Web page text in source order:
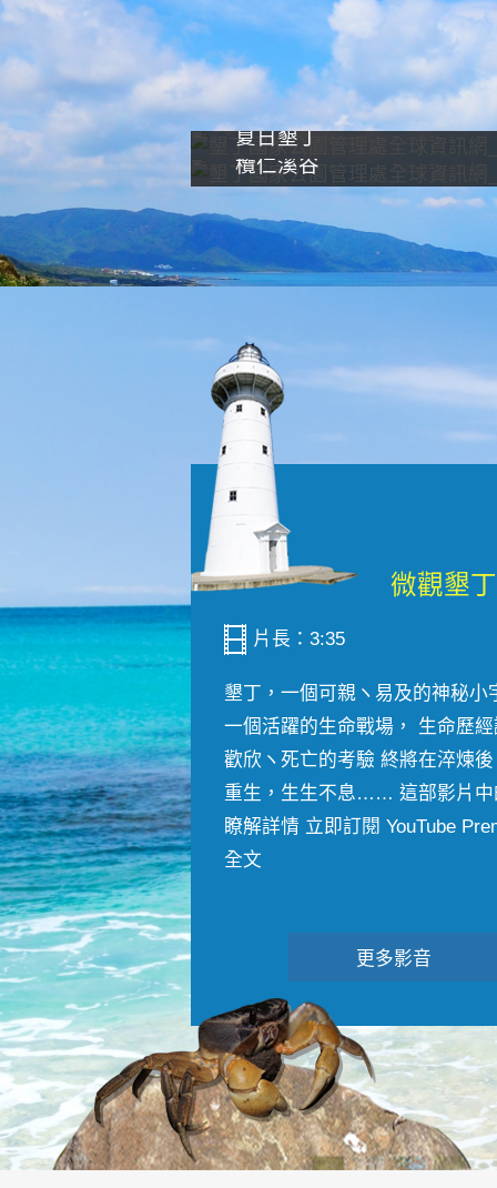
夏日墾丁
欖仁溪谷
片長：3:35
墾丁，一個可親ヽ易及的神秘小
一個活躍的生命戰場， 生命歷
歡欣ヽ死亡的考驗 終將在淬煉
重生，生生不息…… 這部影片中
瞭解詳情 立即訂閱 YouTube
全文
更多影音